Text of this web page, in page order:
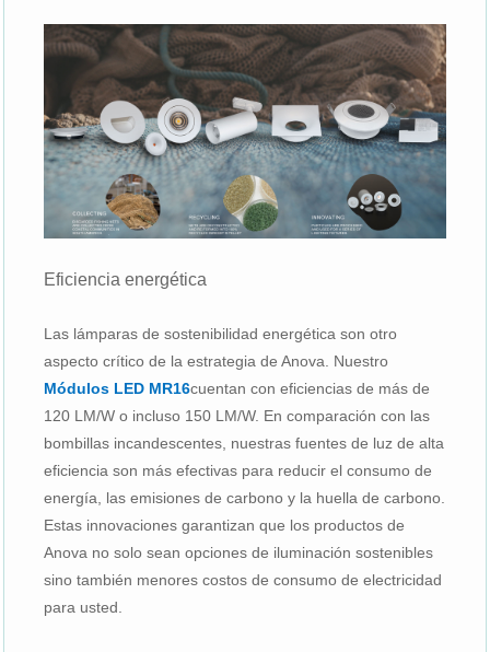
Eficiencia energética
Las lámparas de sostenibilidad energética son otro
aspecto crítico de la estrategia de Anova. Nuestro
Módulos LED MR16cuentan con eficiencias de más de
120 LM/W o incluso 150 LM/W. En comparación con las
bombillas incandescentes, nuestras fuentes de luz de alta
eficiencia son más efectivas para reducir el consumo de
energía, las emisiones de carbono y la huella de carbono.
Estas innovaciones garantizan que los productos de
Anova no solo sean opciones de iluminación sostenibles
sino también menores costos de consumo de electricidad
para usted.